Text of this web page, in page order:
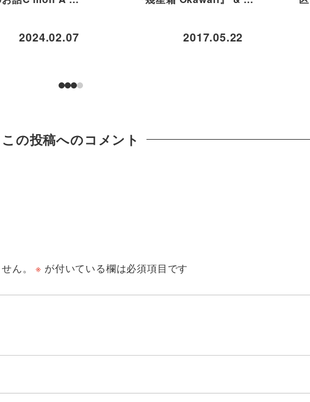
2024.02.07 2017.05.22
この投稿へのコメント
ん。 ※ が付いている欄は必須項目です